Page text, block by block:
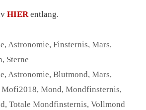
HIER entlang.
, Astronomie,Finsternis,Mars,
, Sterne
, Astronomie,Blutmond,Mars,
Mofi2018, Mond, Mondfinsternis,
, Totale Mondfinsternis, Vollmond